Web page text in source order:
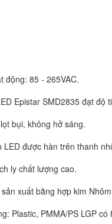
động: 85 - 265VAC.
Epistar SMD2835 đạt độ
không lọt bụi,
LED được hàn trên thanh
ly chất lượng cao.
xuất bằng hợp kim
Plastic, PMMA/PS LGP